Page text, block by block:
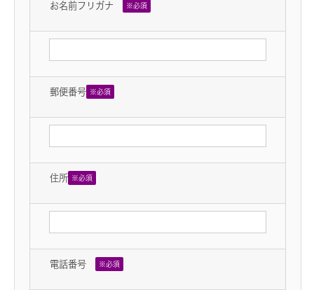
お名前フリガナ ※必須
郵便番号 ※必須
住所 ※必須
電話番号 ※必須